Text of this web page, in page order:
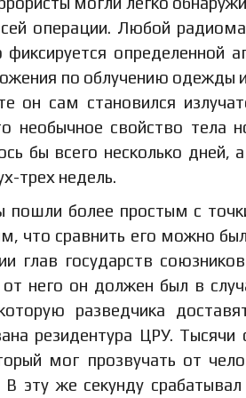
операции. Любой
фиксируется определенной
по облучению одежды
он сам становился
необычное свойство тела
бы всего несколько
трех недель.
пошли более простым с
что сравнить его можно
глав государств
от него он должен был в
разведчика
резидентура ЦРУ.
мог прозвучать от
В эту же секунду